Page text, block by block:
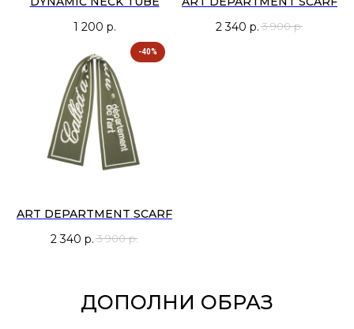
1 200 р.
2 340 р. 3 900 р.
-40%
ART DEPARTMENT SCARF
2 340 р. 3 900 р.
ДОПОЛНИ ОБРАЗ